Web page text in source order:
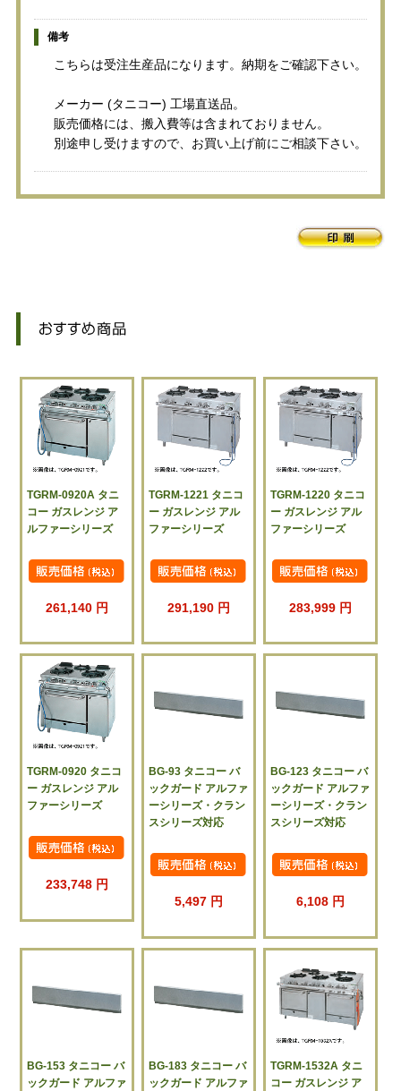
備考
こちらは受注生産品になります。納期をご確認下さい。
メーカー (タニコー) 工場直送品。
販売価格には、搬入費等は含まれておりません。
別途申し受けますので、お買い上げ前にご相談下さい。
TGRM-0920A タニ
コー ガスレンジ ア
ルファーシリーズ
261,140 円
TGRM-1221 タニコ
ー ガスレンジ アル
ファーシリーズ
291,190 円
TGRM-1220 タニコ
ー ガスレンジ アル
ファーシリーズ
283,999 円
TGRM-0920 タニコ
ー ガスレンジ アル
ファーシリーズ
233,748 円
BG-93 タニコー バ
ックガード アルファ
ーシリーズ・クラン
スシリーズ対応
5,497 円
BG-123 タニコー バ
ックガード アルファ
ーシリーズ・クラン
スシリーズ対応
6,108 円
BG-153 タニコー バ
ックガード アルファ
BG-183 タニコー バ
ックガード アルファ
TGRM-1532A タニ
コー ガスレンジ ア